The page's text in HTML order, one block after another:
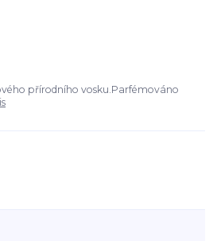
přírodního vosku.Parfémováno